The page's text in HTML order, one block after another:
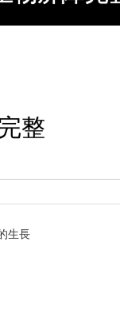
整
生長